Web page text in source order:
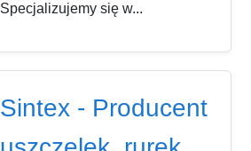
Specjalizujemy się w...
Sintex - Producent